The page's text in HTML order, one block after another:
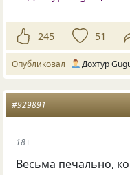
245 51
Опубликовал Дохтур
#929891
18+
Весьма печально,